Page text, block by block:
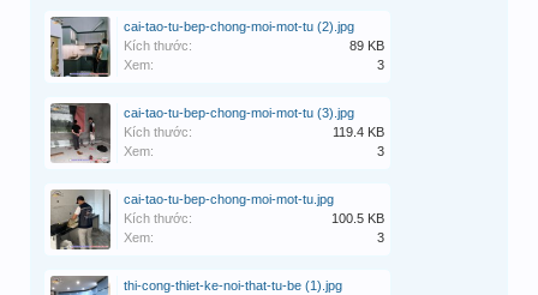
cai-tao-tu-bep-chong-moi-mot-tu (2).jpg
Kích thước:
89 KB
Xem:
3
cai-tao-tu-bep-chong-moi-mot-tu (3).jpg
Kích thước:
119.4 KB
Xem:
3
cai-tao-tu-bep-chong-moi-mot-tu.jpg
Kích thước:
100.5 KB
Xem:
3
thi-cong-thiet-ke-noi-that-tu-be (1).jpg